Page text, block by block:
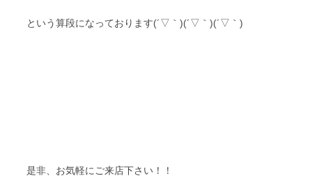
という算段になっております(´▽｀)(´▽｀)(´▽｀)
是非、お気軽にご来店下さい！！